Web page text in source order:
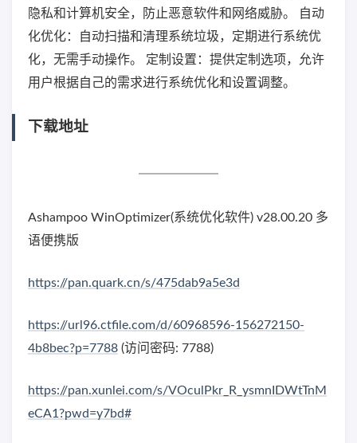
隐私和计算机安全，防止恶意软件和网络威胁。 自动
化优化：自动扫描和清理系统垃圾，定期进行系统优
化，无需手动操作。 定制设置：提供定制选项，允许
用户根据自己的需求进行系统优化和设置调整。
下载地址
Ashampoo WinOptimizer(系统优化软件) v28.00.20 多
语便携版
https://pan.quark.cn/s/475dab9a5e3d
https://url96.ctfile.com/d/60968596-156272150-
4b8bec?p=7788 (访问密码: 7788)
https://pan.xunlei.com/s/VOculPkr_R_ysmnIDWtTnM
eCA1?pwd=y7bd#